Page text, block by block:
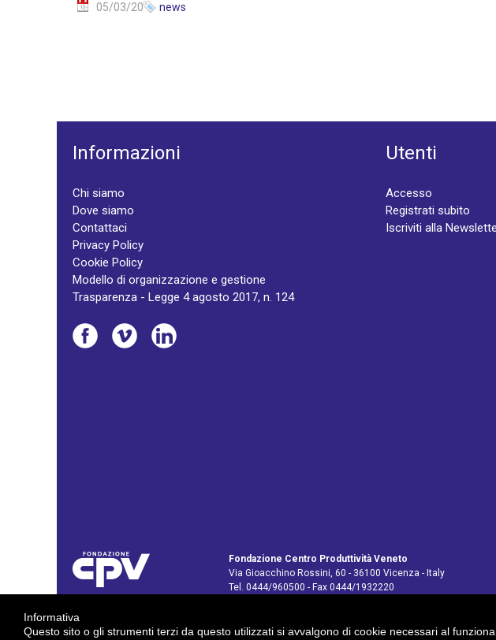
05/03/20 news
Informazioni
Chi siamo
Dove siamo
Contattaci
Privacy Policy
Cookie Policy
Modello di organizzazione e gestione
Trasparenza - Legge 4 agosto 2017, n. 124
Utenti
Accesso
Registrati subito
Iscriviti alla
Fondazione Centro Produttività Veneto
Via Gioacchino Rossini, 60 - 36100 Vicenza - Italy
Tel. 0444/960500 - Fax 0444/1932220
Informativa
Questo sito o gli strumenti terzi da questo utilizzati si avvalgono di cookie necessari al